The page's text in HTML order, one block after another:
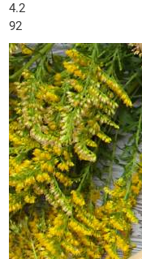
4.2
92